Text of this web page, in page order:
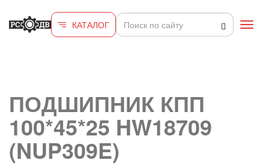
КАТАЛОГ
ПОДШИПНИК КПП
100*45*25 HW18709
(NUP309E)